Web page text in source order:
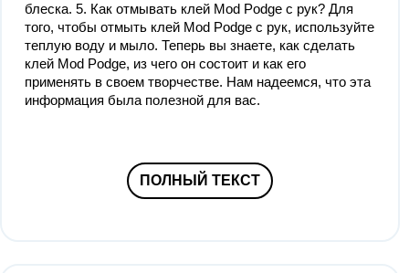
блеска. 5. Как отмывать клей Mod Podge с рук? Для
того, чтобы отмыть клей Mod Podge с рук, используйте
теплую воду и мыло. Теперь вы знаете, как сделать
клей Mod Podge, из чего он состоит и как его
применять в своем творчестве. Нам надеемся, что эта
информация была полезной для вас.
ПОЛНЫЙ ТЕКСТ